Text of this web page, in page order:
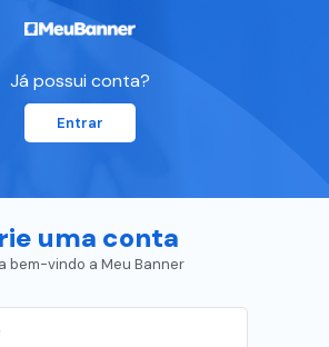
Já possui conta?
Entrar
uma conta
bem-vindo a Meu Banner